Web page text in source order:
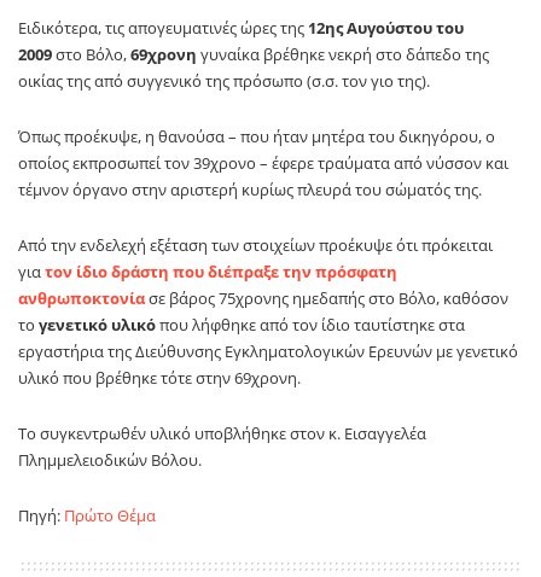
Ειδικότερα, τις απογευματινές ώρες της 12ης Αυγούστου του
2009στο Βόλο,69χρονη γυναίκα βρέθηκε νεκρή στο δάπεδο της
οικίας της από συγγενικό της πρόσωπο (σ.σ. τον γιο της).
Όπως προέκυψε, η θανούσα – που ήταν μητέρα του δικηγόρου, ο
οποίος εκπροσωπεί τον 39χρονο – έφερε τραύματα από νύσσον και
τέμνον όργανο στην αριστερή κυρίως πλευρά του σώματός της.
Από την ενδελεχή εξέταση των στοιχείων προέκυψε ότι πρόκειται
γιατον ίδιο δράστη που διέπραξε την πρόσφατη
ανθρωποκτονίασε βάρος 75χρονης ημεδαπής στο Βόλο, καθόσον
το γενετικό υλικόπου λήφθηκε από τον ίδιο ταυτίστηκε στα
εργαστήρια της Διεύθυνσης Εγκληματολογικών Ερευνών με γενετικό
υλικό που βρέθηκε τότε στην 69χρονη.
Το συγκεντρωθέν υλικό υποβλήθηκε στον κ. Εισαγγελέα
Πλημμελειοδικών Βόλου.
Πηγή: Πρώτο Θέμα